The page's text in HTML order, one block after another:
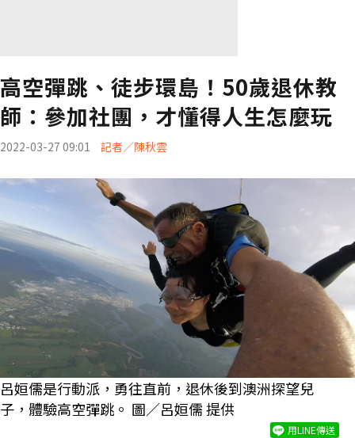
高空彈跳、徒步環島！50歲退休教
師：參加社團，才懂得人生怎麼玩
2022-03-27 09:01 記者／陳秋雲
呂姮儒是行動派，勇往直前，退休後到澳洲探望兒
子，體驗高空彈跳。 圖／呂姮儒 提供
用LINE傳送